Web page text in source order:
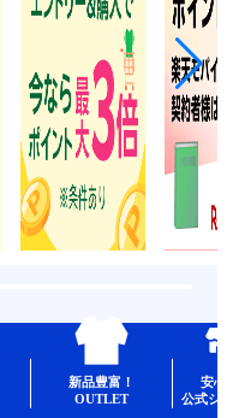
新品豊富！
OUTLET
安
公式シ